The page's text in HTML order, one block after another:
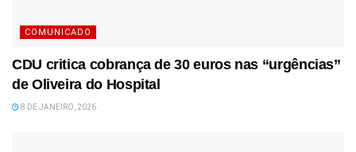
COMUNICADO
CDU critica cobrança de 30 euros nas “urgências”
de Oliveira do Hospital
8 DE JANEIRO, 2026